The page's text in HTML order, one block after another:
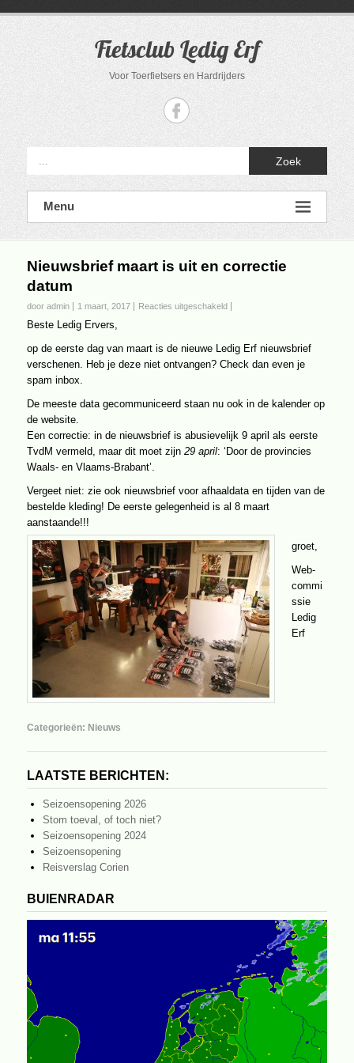
Fietsclub Ledig Erf
Voor Toerfietsers en Hardrijders
Zoek
Menu
Nieuwsbrief maart is uit en correctie
datum
door admin 1 maart, 2017 Reacties uitgeschakeldvoor
is
uit
datum
Beste Ledig Ervers,
op de eerste dag van maart is de nieuwe Ledig Erf nieuwsbrief
verschenen. Heb je deze niet ontvangen? Check dan even je
spam inbox.
De meeste data gecommuniceerd staan nu ook in de kalender op
de website.
Een correctie: in de nieuwsbrief is abusievelijk 9 april als eerste
TvdM vermeld, maar dit moet zijn 29 april: ‘Door de provincies
Waals- en Vlaams-Brabant’.
Vergeet niet: zie ook nieuwsbrief voor afhaaldata en tijden van de
bestelde kleding! De eerste gelegenheid is al 8 maart
aanstaande!!!
groet,
Web-
commi
ssie
Ledig
Erf
Categorieën: Nieuws
LAATSTE BERICHTEN:
Seizoensopening 2026
Stom toeval, of toch niet?
Seizoensopening 2024
Seizoensopening
Reisverslag Corien
BUIENRADAR